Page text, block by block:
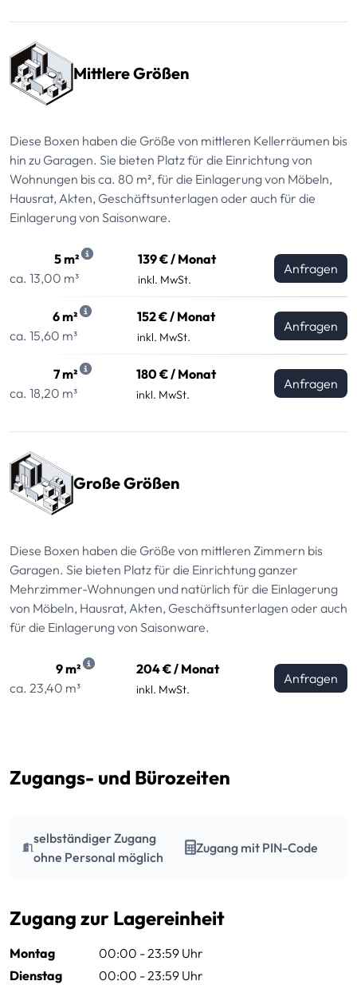
Mittlere Größen
Diese Boxen haben die Größe von mittleren Kellerräumen bis
hin zu Garagen. Sie bieten Platz für die Einrichtung von
Wohnungen bis ca. 80 m², für die Einlagerung von Möbeln,
Hausrat, Akten, Geschäftsunterlagen oder auch für die
Einlagerung von Saisonware.
5 m²
ca. 13,00 m³
139 € / Monat
inkl. MwSt.
Anfragen
6 m²
ca. 15,60 m³
152 € / Monat
inkl. MwSt.
Anfragen
7 m²
ca. 18,20 m³
180 € / Monat
inkl. MwSt.
Anfragen
Große Größen
Diese Boxen haben die Größe von mittleren Zimmern bis
Garagen. Sie bieten Platz für die Einrichtung ganzer
Mehrzimmer-Wohnungen und natürlich für die Einlagerung
von Möbeln, Hausrat, Akten, Geschäftsunterlagen oder auch
für die Einlagerung von Saisonware.
9 m²
ca. 23,40 m³
204 € / Monat
inkl. MwSt.
Anfragen
Zugangs- und Bürozeiten
selbständiger Zugang
ohne Personal möglich
Zugang mit PIN-Code
Zugang zur Lagereinheit
Montag
00:00 - 23:59 Uhr
Dienstag
00:00 - 23:59 Uhr